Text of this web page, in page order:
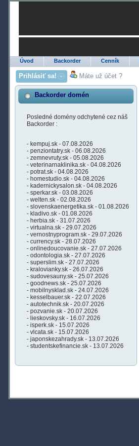
Úvod Backorder Cenník
Prihlásiť sa! Máte už účet ?
Backorder domén
Posledné domény odchytené cez náš
Backorder :
- kempuj.sk - 07.08.2026
- penziontatry.sk - 06.08.2026
- zemnevruty.sk - 05.08.2026
- veterinarnaklinika.sk - 04.08.2026
- potrat.sk - 04.08.2026
- homestudio.sk - 04.08.2026
- kadernickysalon.sk - 04.08.2026
- sperkar.sk - 03.08.2026
- welten.sk - 02.08.2026
- slovenskaenergetika.sk - 01.08.2026
- kladivo.sk - 01.08.2026
- herbia.sk - 31.07.2026
- virtualna.sk - 29.07.2026
- vernostnyprogram.sk - 29.07.2026
- currency.sk - 28.07.2026
- onlinedoucovanie.sk - 27.07.2026
- odontologia.sk - 27.07.2026
- superslim.sk - 27.07.2026
- kralovianky.sk - 26.07.2026
- sudovesauny.sk - 25.07.2026
- goodnews.sk - 25.07.2026
- mobilnysklad.sk - 24.07.2026
- kesselbauer.sk - 22.07.2026
- autotechnik.sk - 20.07.2026
- pozvanie.sk - 20.07.2026
- lieskovsky.sk - 16.07.2026
- isperk.sk - 15.07.2026
- vlcata.sk - 15.07.2026
- japonskezahrady.sk - 13.07.2026
- studentskefinancie.sk - 13.07.2026